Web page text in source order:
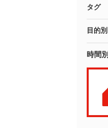
タグ
目的別
時間別